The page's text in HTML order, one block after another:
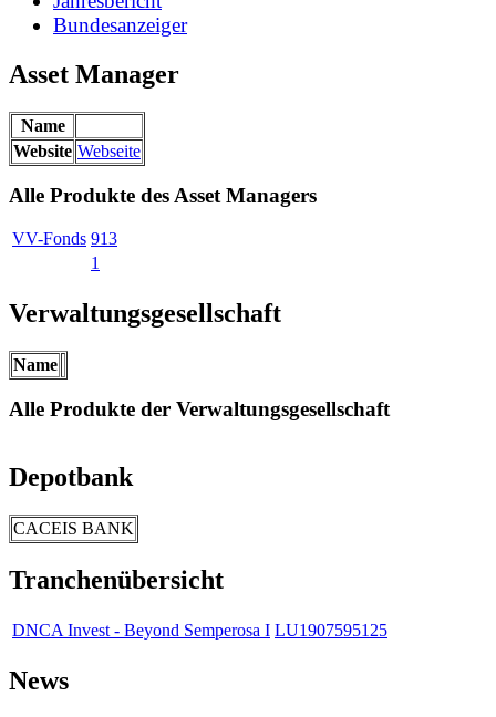
Bundesanzeiger
Asset Manager
Name
Website Webseite
Alle Produkte des Asset Managers
VV-Fonds 913
1
Verwaltungsgesellschaft
Name
Alle Produkte der Verwaltungsgesellschaft
Depotbank
CACEIS BANK
Tranchenübersicht
DNCA Invest - Beyond Semperosa I LU1907595125
News